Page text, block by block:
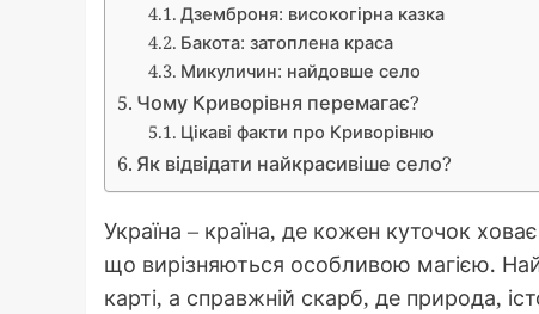
Дземброня: високогірна казка
Бакота: затоплена краса
Микуличин: найдовше село
Чому Криворівня перемагає?
Цікаві факти про Криворівню
Як відвідати найкрасивіше село?
Україна – країна, де кожен куточок
що вирізняються особливою магією.
карті, а справжній скарб, де природа,